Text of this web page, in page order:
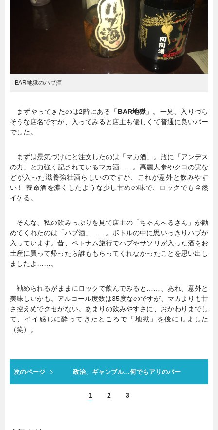
BAR地獄のハブ酒
まずやってきたのは2階にある「 BAR地獄 」。一見、入りづら
そうな店名ですが、入ってみると店主も優しくて普通に良いバー
でした。
まずは景気づけにと注文したのは「マカ酒」。瓶に「アンデス
の力」と力強く記されているマカ酒……。高麗人参やクコの実な
どが入った滋養強壮酒らしいのですが、これが意外と飲みやす
い！ 養命酒を濃くしたような少し甘めの味で、ロックでも全然
イケる。
そんな、私の飲みっぷりを見て店主の「ちゃんへるさん」が勧
めてくれたのは「ハブ酒」……。ボトルの中に思いっきりハブが
入っています。昔、ベトナム旅行でハブやサソリが入った酒をお
土産に買って帰ったら誰ももらってくれなかったことを思い出し
ましたよ……。
勧められるがままにロックで飲んでみると……、あれ、意外と
美味しいかも。アルコール度数は35度なのですが、マカよりも甘
さ控えめでクセがない。あまりの飲みやすさに、おかわりまでし
て、イイ感じに酔ってきたところで「地獄」を後にしました
（笑）。
次のページ 政治、ギャンブル…何でもアリのバー
1 2 3